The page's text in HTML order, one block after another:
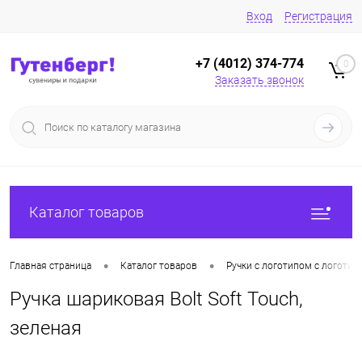
Вход Регистрация
+7 (4012) 374-774
Заказать звонок
0
Каталог товаров
Главная страница • Каталог товаров • Ручки с логотипом с
Ручка шариковая Bolt Soft Touch,
зеленая